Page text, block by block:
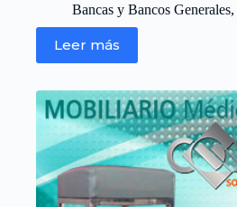
Bancas y Bancos Generales,
Leer más